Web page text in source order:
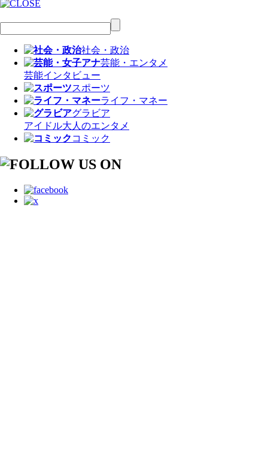
社会・政治
芸能・エンタメ
芸能インタビュー
スポーツ
ライフ・マネー
グラビア
アイドル大人のエンタメ
コミック